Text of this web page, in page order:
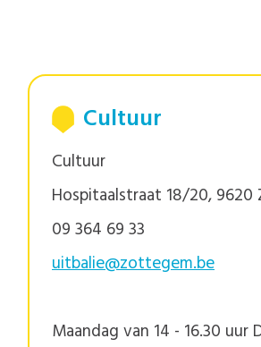
Cultuur
Cultuur
Hospitaalstraat 18/20,
09 364 69 33
uitbalie@zottegem.be
Maandag van 14 - 16.30 uur